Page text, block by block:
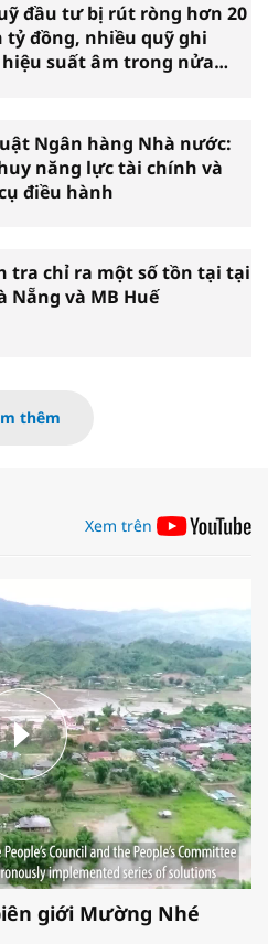
đầu tư bị rút ròng hơn 20
tỷ đồng, nhiều quỹ ghi
suất âm trong nửa
Ngân hàng Nhà nước:
năng lực tài chính và
điều hành
tra chỉ ra một số tồn tại tại
Nẵng và MB Huế
thêm
Xem trên
giới Mường Nhé